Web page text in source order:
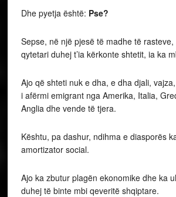
Dhe pyetja është: Pse?
Sepse, në një pjesë të madhe të
qytetari duhej t’ia kërkonte shtetit, ia ka
Ajo që shteti nuk e dha, e dha djali,
i afërmi emigrant nga Amerika, Italia,
Anglia dhe vende të tjera.
Kështu, pa dashur, ndihma e diasporës
amortizator social.
Ajo ka zbutur plagën ekonomike dhe ka
duhej të binte mbi qeveritë shqiptare.